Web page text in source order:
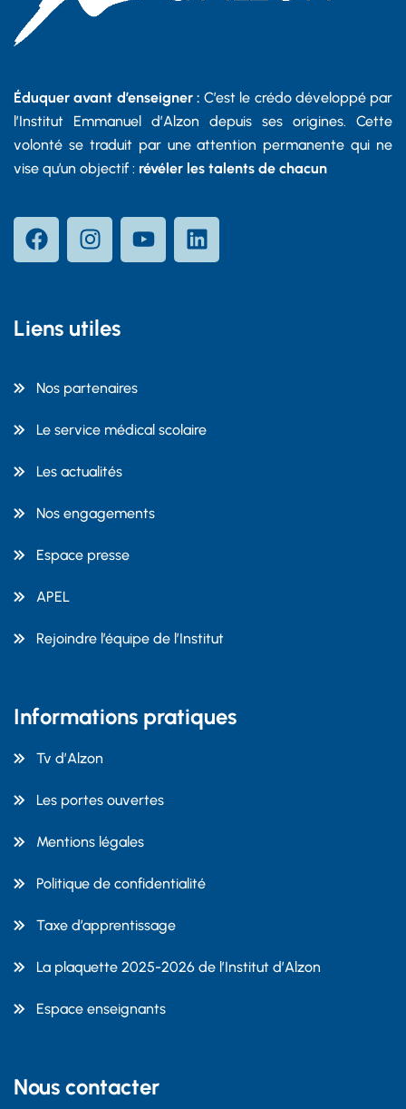
Éduquer avant d’enseigner : C’est le crédo développé par
l’Institut Emmanuel d’Alzon depuis ses origines. Cette
volonté se traduit par une attention permanente qui ne
vise qu’un objectif : révéler les talents de chacun
Liens utiles
Nos partenaires
Le service médical scolaire
Les actualités
Nos engagements
Espace presse
APEL
Rejoindre l’équipe de l’Institut
Informations pratiques
Tv d’Alzon
Les portes ouvertes
Mentions légales
Politique de confidentialité
Taxe d’apprentissage
La plaquette 2025-2026 de l’Institut d’Alzon
Espace enseignants
Nous contacter